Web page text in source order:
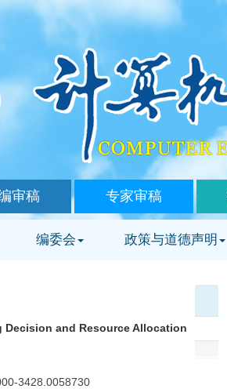
审稿 专家审稿
编委会 政策与道德声明
and Resource Allocation
3428.0058730